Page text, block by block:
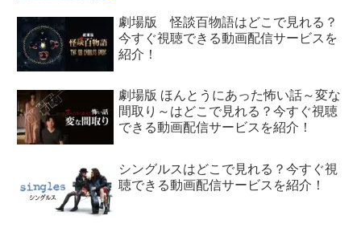
劇場版 怪談百物語はどこで見れる？
今すぐ視聴できる動画配信サービスを
紹介！
劇場版 ほんとうにあった怖い話～変な
間取り～はどこで見れる？今すぐ視聴
できる動画配信サービスを紹介！
シングルスはどこで見れる？今すぐ視
聴できる動画配信サービスを紹介！